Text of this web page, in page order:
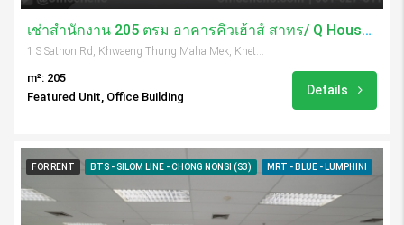
เช่าสำนักงาน 205 ตรม อาคารคิวเฮ้าส์ สาทร/ Q House Sathorn
m²: 205
Featured Unit, Office Building
Details
FOR RENT BTS - SILOM LINE - CHONG NONSI (S3) MRT - BLUE - LUMPHINI